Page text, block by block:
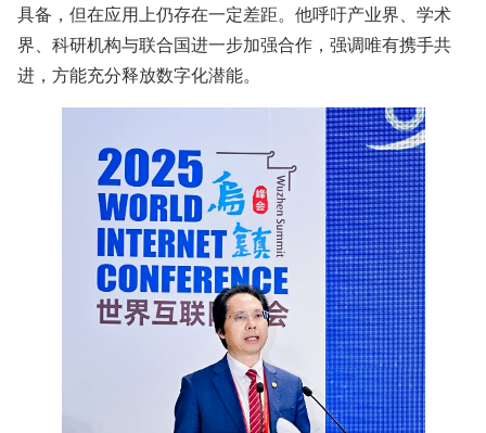
具备，但在应用上仍存在一定差距。他呼吁产业界、学术
界、科研机构与联合国进一步加强合作，强调唯有携手共
进，方能充分释放数字化潜能。